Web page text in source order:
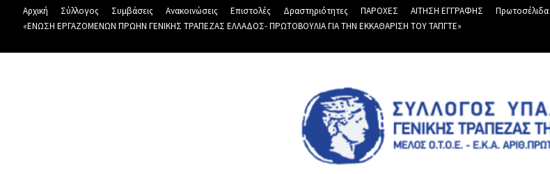
Αρχική Σύλλογος Συμβάσεις Ανακοινώσεις Επιστολές Δραστηριότητες ΠΑΡΟΧΕΣ ΑΙΤΗΣΗ ΕΓΓΡΑΦΗΣ Πρωτοσέλιδα
«ΕΝΩΣΗ ΕΡΓΑΖΟΜΕΝΩΝ ΠΡΩΗΝ ΓΕΝΙΚΗΣ ΤΡΑΠΕΖΑΣ ΕΛΛΑΔΟΣ- ΠΡΩΤΟΒΟΥΛΙΑ ΓΙΑ ΤΗΝ ΕΚΚΑΘΑΡΙΣΗ ΤΟΥ ΤΑΠΓΤΕ»